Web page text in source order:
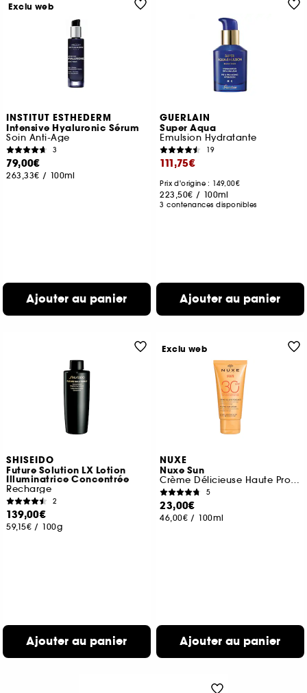
INSTITUT ESTHEDERM
Intensive Hyaluronic Sérum
Soin Anti-Age
3
79,00€
263,33€ / 100ml
Ajouter au panier
Exclu web
GUERLAIN
Super Aqua
Emulsion Hydratante
19
111,75€
Prix d'origine : 149,00€
223,50€ / 100ml
3 contenances disponibles
Ajouter au panier
SHISEIDO
Future Solution LX Lotion
Illuminatrice Concentrée
Recharge
2
139,00€
59,15€ / 100g
Ajouter au panier
NUXE
Nuxe Sun
Crème Délicieuse Haute Protection SPF30
5
23,00€
46,00€ / 100ml
Ajouter au panier
Exclu web